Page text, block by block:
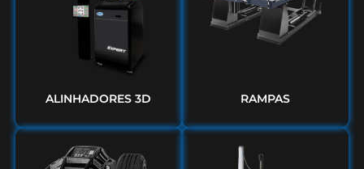
ALINHADORES 3D RAMPAS